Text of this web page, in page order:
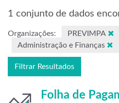
1 conjunto de dados
Organizações: PREVIMPA
Administração e Finanças
Filtrar Resultados
Folha de